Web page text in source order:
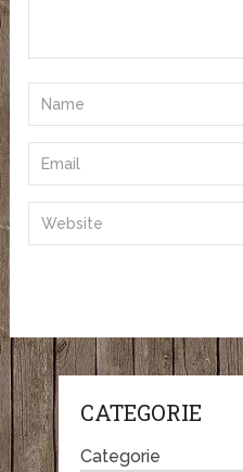
CATEGORIE
Categorie